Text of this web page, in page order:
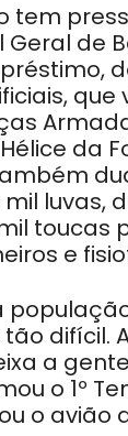
tem
Geral de
que
da
luvas,
toucas
e
difícil.
a
o 1º
o avião